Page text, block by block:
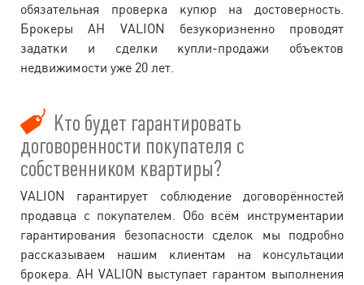
обязательная проверка купюр на достоверность.
Брокеры АН VALION безукоризненно проводят
задатки и сделки купли-продажи объектов
недвижимости уже 20 лет.
Кто будет гарантировать
договоренности покупателя с
собственником квартиры?
VALION гарантирует соблюдение договорённостей
продавца с покупателем. Обо всём инструментарии
гарантирования безопасности сделок мы подробно
рассказываем нашим клиентам на консультации
брокера. АН VALION выступает гарантом выполнения